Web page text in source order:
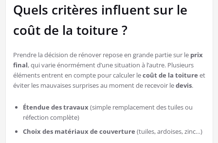
Quels critères influent sur le
coût de la toiture ?
Prendre la décision de rénover repose en grande partie sur le prix
final, qui varie énormément d’une situation à l’autre. Plusieurs
éléments entrent en compte pour calculer lecoût de la toiture et
éviter les mauvaises surprises au moment de recevoir ledevis.
Étendue des travaux (simple remplacement des tuiles ou
réfection complète)
Choix des matériaux de couverture (tuiles, ardoises, zinc…)